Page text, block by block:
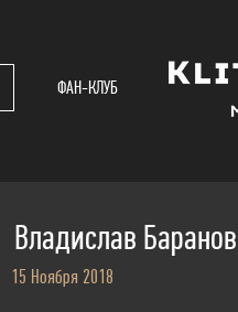
ФАН-КЛУБ
Владислав Баранов
15 Ноября 2018